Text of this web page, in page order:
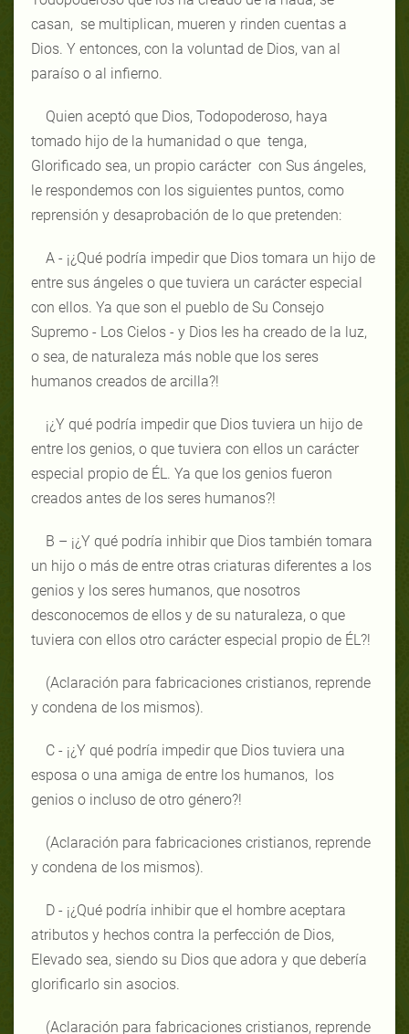
casan, se multiplican, mueren y rinden cuentas a
Dios. Y entonces, con la voluntad de Dios, van al
paraíso o al infierno.
Quien aceptó que Dios, Todopoderoso, haya
tomado hijo de la humanidad o que tenga,
Glorificado sea, un propio carácter con Sus ángeles,
le respondemos con los siguientes puntos, como
reprensión y desaprobación de lo que pretenden:
A - ¡¿Qué podría impedir que Dios tomara un hijo de
entre sus ángeles o que tuviera un carácter especial
con ellos. Ya que son el pueblo de Su Consejo
Supremo - Los Cielos - y Dios les ha creado de la luz,
o sea, de naturaleza más noble que los seres
humanos creados de arcilla?!
¡¿Y qué podría impedir que Dios tuviera un hijo de
entre los genios, o que tuviera con ellos un carácter
especial propio de ÉL. Ya que los genios fueron
creados antes de los seres humanos?!
B – ¡¿Y qué podría inhibir que Dios también tomara
un hijo o más de entre otras criaturas diferentes a los
genios y los seres humanos, que nosotros
desconocemos de ellos y de su naturaleza, o que
tuviera con ellos otro carácter especial propio de ÉL?!
(Aclaración para fabricaciones cristianos, reprende
y condena de los mismos).
C - ¡¿Y qué podría impedir que Dios tuviera una
esposa o una amiga de entre los humanos, los
genios o incluso de otro género?!
(Aclaración para fabricaciones cristianos, reprende
y condena de los mismos).
D - ¡¿Qué podría inhibir que el hombre aceptara
atributos y hechos contra la perfección de Dios,
Elevado sea, siendo su Dios que adora y que debería
glorificarlo sin asocios.
(Aclaración para fabricaciones cristianos, reprende